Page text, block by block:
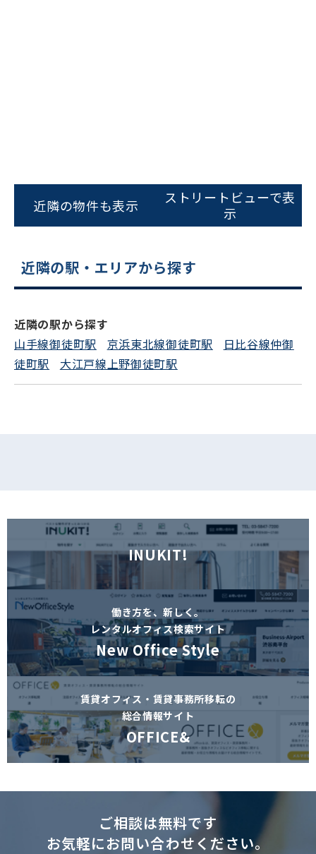
をお伝えいただくと
スムーズにご案内できます
平日 9:00〜18:00
フォームでお問い合わせ
近隣の物件も表示
ストリートビューで表
示
近隣の駅・エリアから探す
近隣の駅から探す
山手線御徒町駅
京浜東北線御徒町駅
日比谷線仲御
徒町駅
大江戸線上野御徒町駅
INUKIT!
働き方を、新しく。
レンタルオフィス検索サイト
New Office Style
賃貸オフィス・賃貸事務所移転の
総合情報サイト
OFFICE&
ご相談は無料です
お気軽にお問い合わせください。